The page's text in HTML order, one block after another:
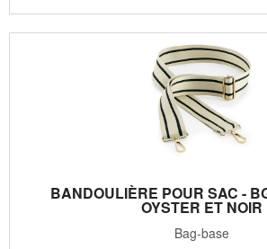
BANDOULIÈRE POUR SAC -
OYSTER ET NOIR
Bag-base